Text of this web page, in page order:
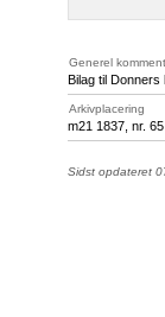
Generel
Bilag til
Arkivplacering
m21 1837, nr. 65
Sidst opdateret